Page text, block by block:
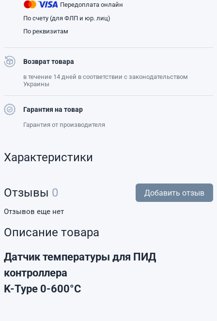
Передоплата онлайн
По счету (для ФЛП и юр. лиц)
По реквизитам
Возврат товара
в течение 14 дней в соответствии с законодательством
Украины
Гарантия на товар
Гарантия от производителя
Характеристики
Отзывы 0 Добавить отзыв
Отзывов еще нет
Описание товара
Датчик температуры для ПИД
контроллера
K-Type 0-600°C